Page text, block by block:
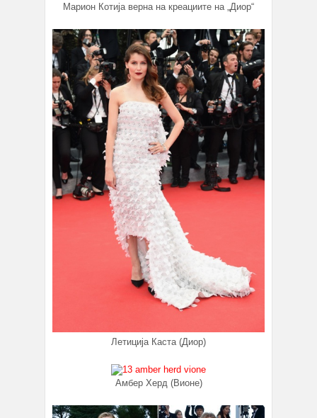
Марион Котија верна на креациите на „Диор“
Летиција Каста (Диор)
Амбер Херд (Вионе)